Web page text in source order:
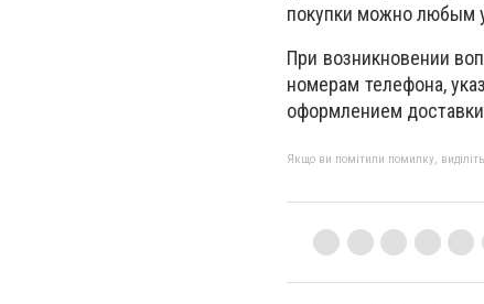
покупки можно любым
При возникновении
номерам телефона,
оформлением
Якщо ви помітили помилку,